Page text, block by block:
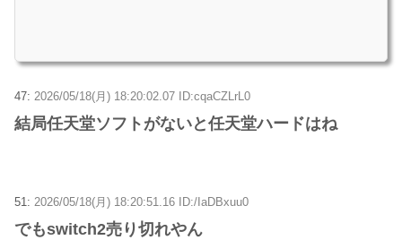
47: 2026/05/18(月) 18:20:02.07 ID:cqaCZLrL0
結局任天堂ソフトがないと任天堂ハードはね
51: 2026/05/18(月) 18:20:51.16 ID:/IaDBxuu0
でもswitch2売り切れやん